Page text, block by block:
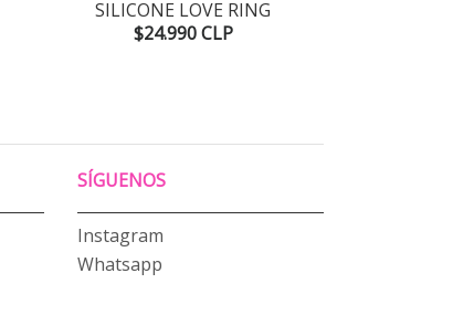
SILICONE LOVE RING
$24.990 CLP
SÍGUENOS
Instagram
Whatsapp